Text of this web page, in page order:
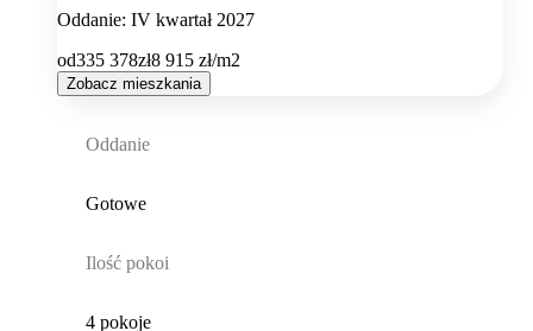
Oddanie: IV kwartał 2027
od335 378zł8 915 zł/m2
Zobacz mieszkania
Oddanie
Gotowe
Ilość pokoi
4 pokoje